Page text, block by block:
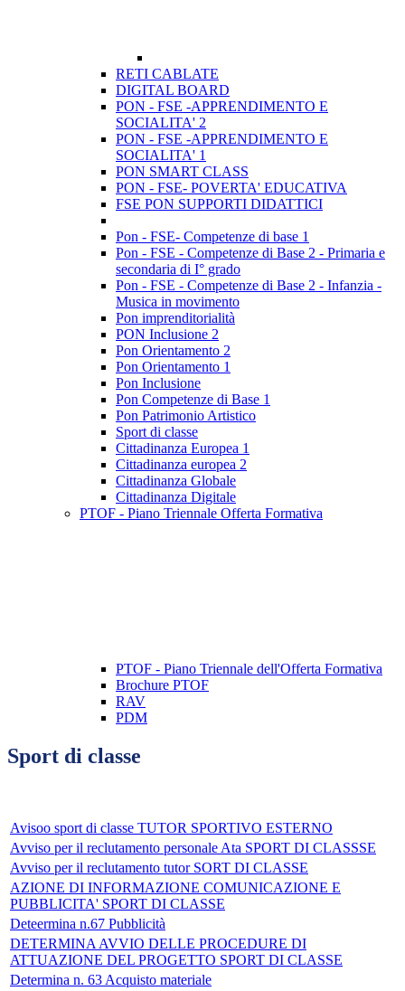
RETI CABLATE
DIGITAL BOARD
PON - FSE -APPRENDIMENTO E
SOCIALITA' 2
PON - FSE -APPRENDIMENTO E
SOCIALITA' 1
PON SMART CLASS
PON - FSE- POVERTA' EDUCATIVA
FSE PON SUPPORTI DIDATTICI
Pon - FSE- Competenze di base 1
Pon - FSE - Competenze di Base 2 - Primaria e
secondaria di I° grado
Pon - FSE - Competenze di Base 2 - Infanzia -
Musica in movimento
Pon imprenditorialità
PON Inclusione 2
Pon Orientamento 2
Pon Orientamento 1
Pon Inclusione
Pon Competenze di Base 1
Pon Patrimonio Artistico
Sport di classe
Cittadinanza Europea 1
Cittadinanza europea 2
Cittadinanza Globale
Cittadinanza Digitale
PTOF - Piano Triennale Offerta Formativa
PTOF - Piano Triennale dell'Offerta Formativa
Brochure PTOF
RAV
PDM
Sport di classe
Avisoo sport di classe TUTOR SPORTIVO ESTERNO
Avviso per il reclutamento personale Ata SPORT DI CLASSSE
Avviso per il reclutamento tutor SORT DI CLASSE
AZIONE DI INFORMAZIONE COMUNICAZIONE E
PUBBLICITA' SPORT DI CLASSE
Deteermina n.67 Pubblicità
DETERMINA AVVIO DELLE PROCEDURE DI
ATTUAZIONE DEL PROGETTO SPORT DI CLASSE
Determina n. 63 Acquisto materiale